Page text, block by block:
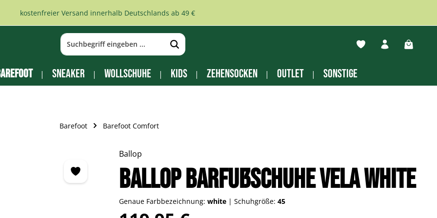
kostenfreier Versand innerhalb Deutschlands ab 49 €
Du hast 0 Produkte
Sneaker Wollschuhe Kids Zehensocken Outlet Sonstige
Barefoot Barefoot Comfort
Ballop
Ballop Barfußschuhe Vela white
Genaue Farbbezeichnung: white | Schuhgröße: 45
Regulärer Preis: